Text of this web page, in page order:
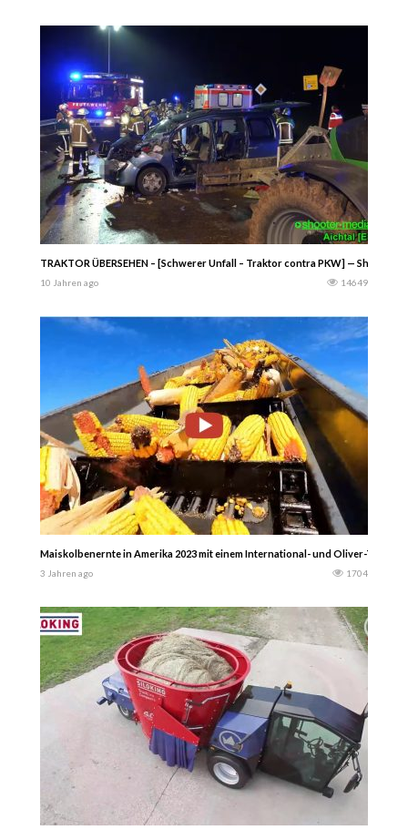
TRAKTOR ÜBERSEHEN – [Schwerer Unfall – Traktor contra PKW] — Shooter-
10 Jahren ago 14649
Maiskolbenernte in Amerika 2023 mit einem International- und Oliver-
3 Jahren ago 1704